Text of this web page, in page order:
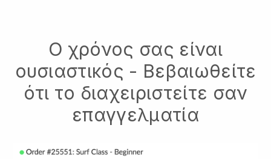
Ο χρόνος σας είναι
ουσιαστικός - Βεβαιωθείτε
ότι το διαχειριστείτε σαν
επαγγελματία